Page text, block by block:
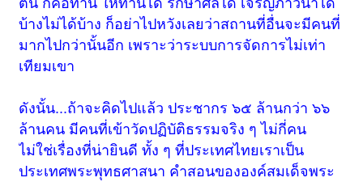
บ้างไม่ได้บ้าง ก็อย่าไปหวังเลยว่าสถานที่อื่นจะมีคนที่
มากไปกว่านั้นอีก เพราะว่าระบบการจัดการไม่เท่า
เทียมเขา
ดังนั้น...ถ้าจะคิดไปแล้ว ประชากร ๖๕ ล้านกว่า ๖๖
ล้านคน มีคนที่เข้าวัดปฏิบัติธรรมจริง ๆ ไม่กี่คน
ไม่ใช่เรื่องที่น่ายินดี ทั้ง ๆ ที่ประเทศไทยเราเป็น
ประเทศพระพุทธศาสนา คำสอนขององค์สมเด็จพระ